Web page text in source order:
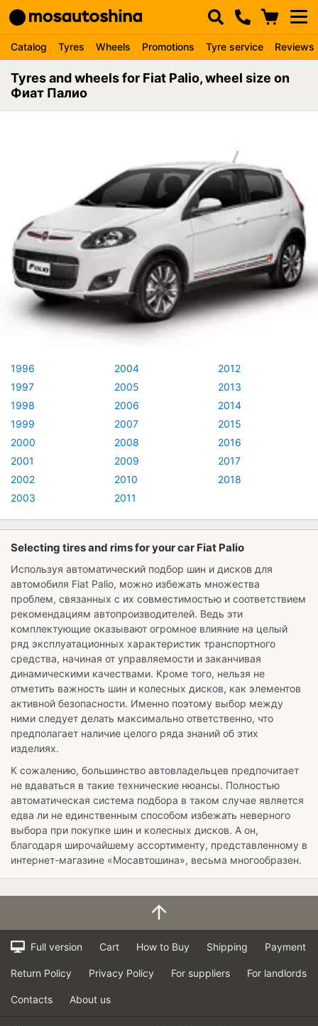
Catalog Tyres Wheels Promotions Tyre service Reviews
Tyres and wheels for Fiat Palio, wheel size on
Фиат Палио
1996
1997
1998
1999
2000
2001
2002
2003
2004
2005
2006
2007
2008
2009
2010
2011
2012
2013
2014
2015
2016
2017
2018
Selecting tires and rims for your car Fiat Palio
Используя автоматический подбор шин и дисков для
автомобиля Fiat Palio, можно избежать множества
проблем, связанных с их совместимостью и соответствием
рекомендациям автопроизводителей. Ведь эти
комплектующие оказывают огромное влияние на целый
ряд эксплуатационных характеристик транспортного
средства, начиная от управляемости и заканчивая
динамическими качествами. Кроме того, нельзя не
отметить важность шин и колесных дисков, как элементов
активной безопасности. Именно поэтому выбор между
ними следует делать максимально ответственно, что
предполагает наличие целого ряда знаний об этих
изделиях.
К сожалению, большинство автовладельцев предпочитает
не вдаваться в такие технические нюансы. Полностью
автоматическая система подбора в таком случае является
едва ли не единственным способом избежать неверного
выбора при покупке шин и колесных дисков. А он,
благодаря широчайшему ассортименту, представленному в
интернет-магазине «Мосавтошина», весьма многообразен.
Full version Cart How to Buy Shipping Payment
Return Policy Privacy Policy For suppliers For landlords
Contacts About us